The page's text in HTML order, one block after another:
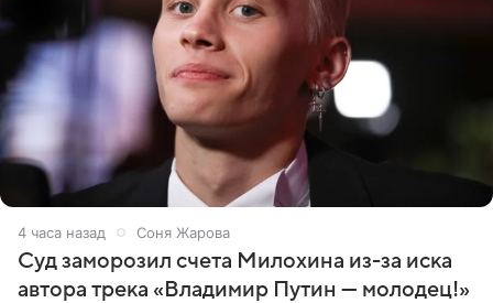
4 часа назад Соня Жарова
Суд заморозил счета Милохина из-за иска
автора трека «Владимир Путин — молодец!»